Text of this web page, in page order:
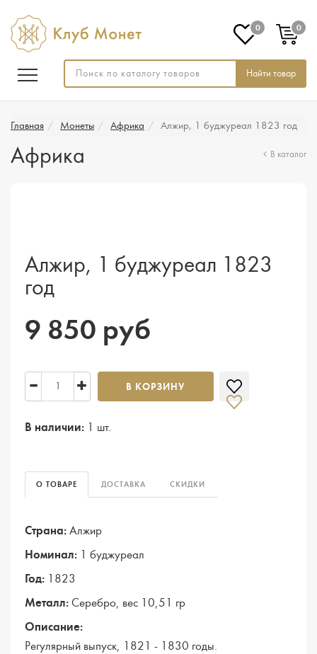
Найти товар
0 0
Главная Монеты Африка Алжир, 1 буджуреал 1823 год
Африка В каталог
Алжир, 1 буджуреал 1823
год
9 850 руб
В КОРЗИНУ
В наличии: 1 шт.
О ТОВАРЕ ДОСТАВКА СКИДКИ
Страна: Алжир
Номинал: 1 буджуреал
Год: 1823
Металл: Серебро, вес 10,51 гр
Описание:
Регулярный выпуск, 1821 - 1830 годы.